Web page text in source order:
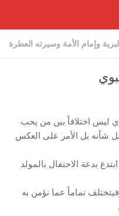
وإمام الأمة وسيرته العطرة
ليس اختلافاً بين من يحب
شأنه بل الأمر على العكس
بدعة الاحتفال بالمولد
تماماً عما نؤمن به